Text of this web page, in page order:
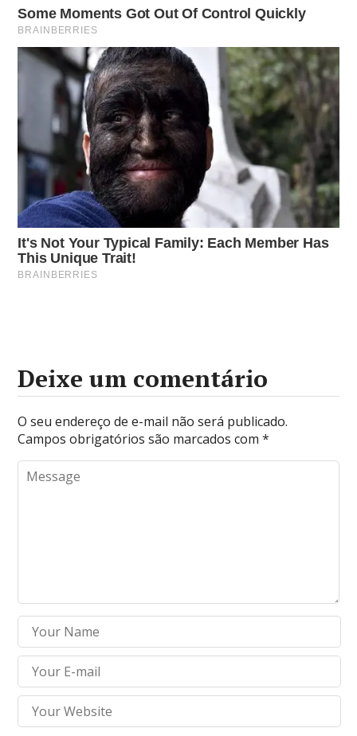
Deixe um comentário
O seu endereço de e-mail não será publicado.
Campos obrigatórios são marcados com*